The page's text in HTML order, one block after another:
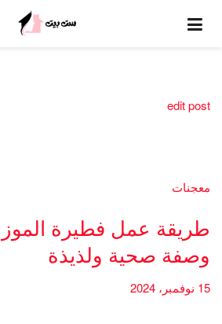
edit post
معجنات
طريقة عمل فطيرة
وصفة صحية ولذيذة
15 نوفمبر، 2024